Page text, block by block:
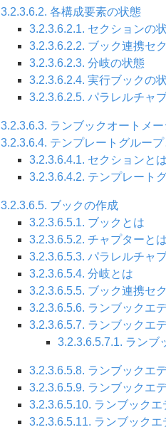
3.2.3.6.2. 各構成要素の状態
3.2.3.6.2.1. セクションの
3.2.3.6.2.2. ブック連携セ
3.2.3.6.2.3. 分岐の状態
3.2.3.6.2.4. 実行ブックの
3.2.3.6.2.5. パラレルチャ
3.2.3.6.3. ランブックオートメ
3.2.3.6.4. テンプレートグルー
3.2.3.6.4.1. セクションと
3.2.3.6.4.2. テンプレート
3.2.3.6.5. ブックの作成
3.2.3.6.5.1. ブックとは
3.2.3.6.5.2. チャプターと
3.2.3.6.5.3. パラレルチャ
3.2.3.6.5.4. 分岐とは
3.2.3.6.5.5. ブック連携セ
3.2.3.6.5.6. ランブックエ
3.2.3.6.5.7. ランブックエ
3.2.3.6.5.7.1. ランブ
3.2.3.6.5.8. ランブックエ
3.2.3.6.5.9. ランブックエ
3.2.3.6.5.10. ランブック
3.2.3.6.5.11. ランブック